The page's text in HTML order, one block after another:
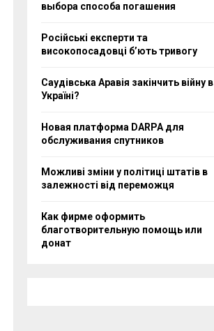
выбора способа погашения
Російські експерти та
високопосадовці бʼють тривогу
Саудівська Аравія закінчить війну в
Україні?
Новая платформа DARPA для
обслуживания спутников
Можливі зміни у політиці штатів в
залежності від переможця
Как фирме оформить
благотворительную помощь или
донат